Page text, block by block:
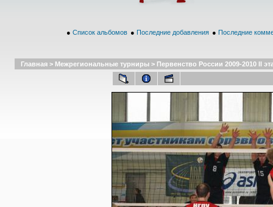
● Список альбомов ● Последние добавления ● Последние
Главная > Межрегиональные турниры > Первенство России 2009-2010 II